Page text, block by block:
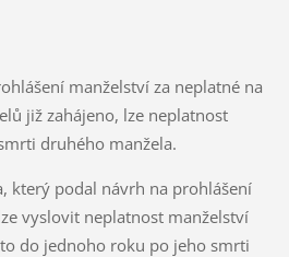
manželství za neplatné na
již zahájeno, lze neplatnost
druhého manžela.
který podal návrh na prohlášení
vyslovit neplatnost manželství
do jednoho roku po jeho smrti